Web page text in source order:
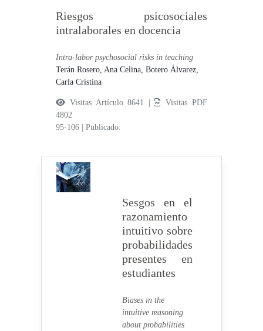
Riesgos psicosociales
intralaborales en docencia
Intra-labor psychosocial risks in teaching
Terán Rosero, Ana Celina,Botero Álvarez,
Carla Cristina
Visitas Artículo 8641 |
Visitas PDF
4802
95-106
|Publicado:
Sesgos en el
razonamiento
intuitivo sobre
probabilidades
presentes en
estudiantes
Biases in the
intuitive reasoning
about probabilities